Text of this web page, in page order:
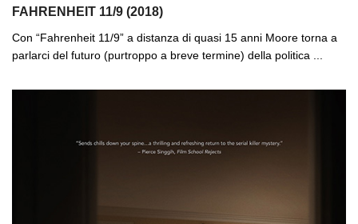
FAHRENHEIT 11/9 (2018)
Con “Fahrenheit 11/9” a distanza di quasi 15 anni Moore torna a
parlarci del futuro (purtroppo a breve termine) della politica ...